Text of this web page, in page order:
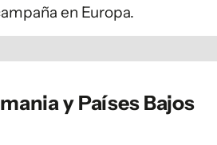
en Europa.
y Países Bajos